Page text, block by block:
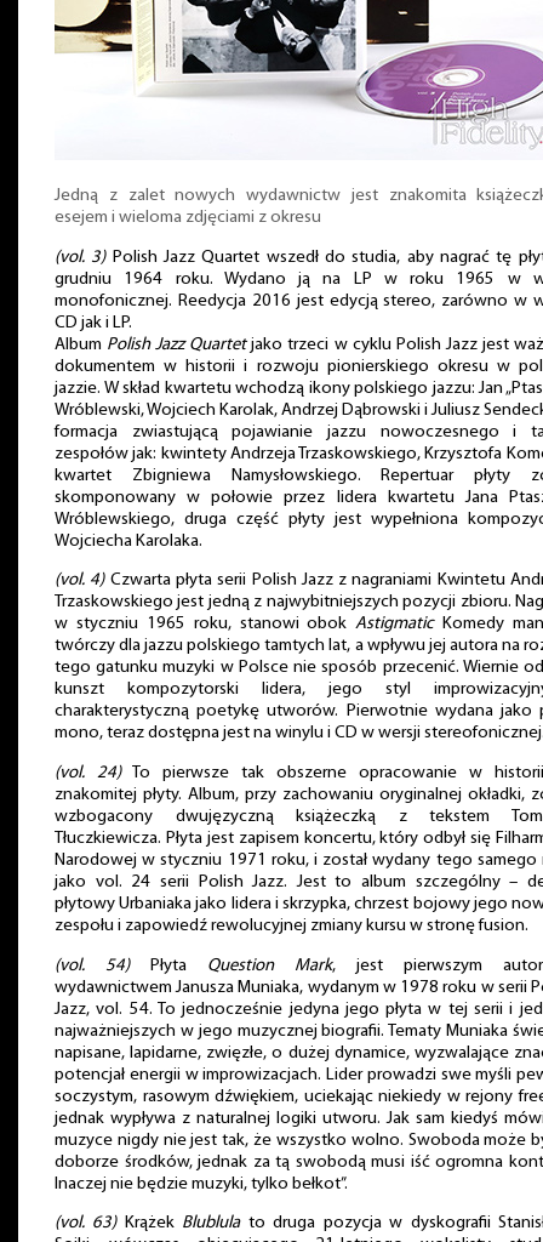
Jedną z zalet nowych wydawnictw jest znakomita
esejem i wieloma zdjęciami z okresu
(vol. 3)Polish Jazz Quartet wszedł do studia, aby nagrać tę
grudniu 1964 roku. Wydano ją na LP w roku 1965 w
monofonicznej. Reedycja 2016 jest edycją stereo, zarówno w
CD jak i LP.
Album Polish Jazz Quartetjako trzeci w cyklu Polish Jazz jest
dokumentem w historii i rozwoju pionierskiego okresu w
jazzie. W skład kwartetu wchodzą ikony polskiego jazzu: Jan
Wróblewski, Wojciech Karolak, Andrzej Dąbrowski i Juliusz
formacja zwiastującą pojawianie jazzu nowoczesnego i
zespołów jak: kwintety Andrzeja Trzaskowskiego, Krzysztofa
kwartet Zbigniewa Namysłowskiego. Repertuar płyty
skomponowany w połowie przez lidera kwartetu Jana
Wróblewskiego, druga część płyty jest wypełniona
Wojciecha Karolaka.
(vol. 4)Czwarta płyta serii Polish Jazz z nagraniami Kwintetu
Trzaskowskiego jest jedną z najwybitniejszych pozycji zbioru.
w styczniu 1965 roku, stanowi obokAstigmaticKomedy
twórczy dla jazzu polskiego tamtych lat, a wpływu jej autora na
tego gatunku muzyki w Polsce nie sposób przecenić. Wiernie
kunszt kompozytorski lidera, jego styl
charakterystyczną poetykę utworów. Pierwotnie wydana jako
mono, teraz dostępna jest na winylu i CD w wersji
(vol. 24)To pierwsze tak obszerne opracowanie w
znakomitej płyty. Album, przy zachowaniu oryginalnej okładki,
wzbogacony dwujęzyczną książeczką z tekstem
Tłuczkiewicza. Płyta jest zapisem koncertu, który odbył się
Narodowej w styczniu 1971 roku, i został wydany tego samego
jako vol. 24 serii Polish Jazz. Jest to album szczególny –
płytowy Urbaniaka jako lidera i skrzypka, chrzest bojowy jego
zespołu i zapowiedź rewolucyjnej zmiany kursu w stronę fusion.
(vol. 54)Płyta Question Mark, jest pierwszym
wydawnictwem Janusza Muniaka, wydanym w 1978 roku w serii
Jazz, vol. 54. To jednocześnie jedyna jego płyta w tej serii i
najważniejszych w jego muzycznej biografii. Tematy Muniaka
napisane, lapidarne, zwięzłe, o dużej dynamice, wyzwalające
potencjał energii w improwizacjach. Lider prowadzi swe myśli
soczystym, rasowym dźwiękiem, uciekając niekiedy w rejony
jednak wypływa z naturalnej logiki utworu. Jak sam kiedyś
muzyce nigdy nie jest tak, że wszystko wolno. Swoboda może
doborze środków, jednak za tą swobodą musi iść ogromna
Inaczej nie będzie muzyki, tylko bełkot”.
(vol. 63)Krążek Blublulato druga pozycja w dyskografii